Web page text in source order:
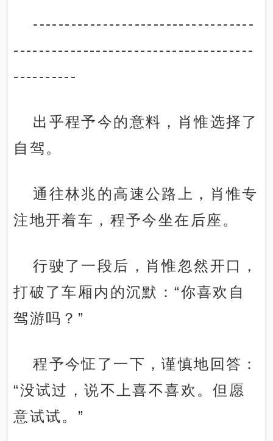
-----------------------------------
--------------------------------------
----------
出乎程予今的意料，肖惟选择了
自驾。
通往林兆的高速公路上，肖惟专
注地开着车，程予今坐在后座。
行驶了一段后，肖惟忽然开口，
打破了车厢内的沉默：“你喜欢自
驾游吗？”
程予今怔了一下，谨慎地回答：
“没试过，说不上喜不喜欢。但愿
意试试。”